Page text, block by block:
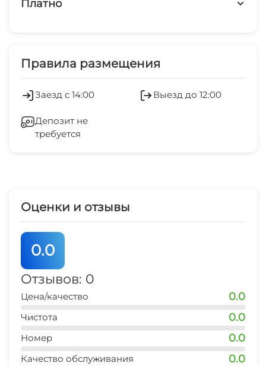
Платно
Стиральная машина
Правила размещения
Заезд с 14:00 Выезд до 12:00
Депозит не
требуется
Оценки и отзывы
0.0
Отзывов: 0
Цена/качество 0.0
Чистота 0.0
Номер 0.0
Качество обслуживания 0.0